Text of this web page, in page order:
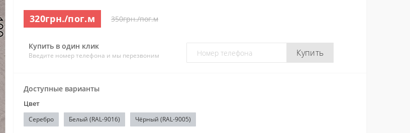
320грн./пог.м 350грн./пог.м
Купить в один клик
Введите номер телефона и мы перезвоним Купить
Доступные варианты
Цвет
Серебро Белый (RAL-9016) Чёрный (RAL-9005)